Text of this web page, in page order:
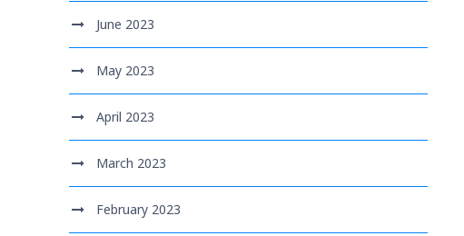
June 2023
May 2023
April 2023
March 2023
February 2023